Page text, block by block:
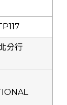
分行